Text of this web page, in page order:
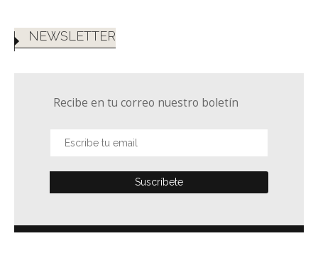
NEWSLETTER
Recibe en tu correo nuestro boletín